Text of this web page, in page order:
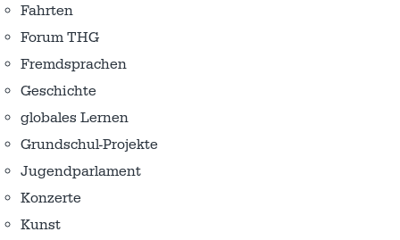
Fahrten
Forum THG
Fremdsprachen
Geschichte
globales Lernen
Grundschul-Projekte
Jugendparlament
Konzerte
Kunst